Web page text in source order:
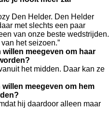
Den Helder. Den Helder
met slechts een paar
van onze beste wedstrijden.
het seizoen.”
meegeven om haar
het midden. Daar kan ze
meegeven om hem
hij daardoor alleen maar